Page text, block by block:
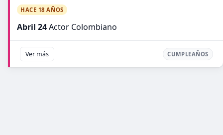
HACE 18 AÑOS
Abril 24Actor Colombiano
Ver más CUMPLEAÑOS